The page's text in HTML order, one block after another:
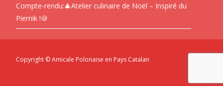
Compte-rendu:🎄Atelier culinaire de Noël – Inspiré du
Piernik !🍪
Copyright © Amicale Polonaise en Pays Catalan